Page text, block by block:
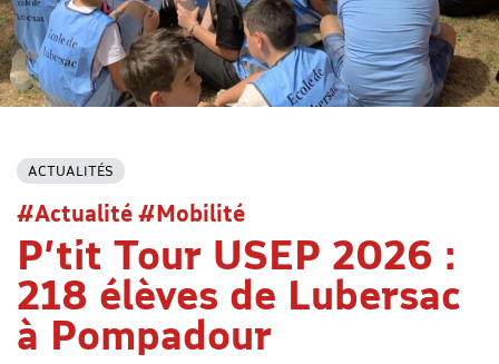
ACTUALITÉS
#Actualité #Mobilité
P’tit Tour USEP 2026 :
218 élèves de Lubersac
à Pompadour